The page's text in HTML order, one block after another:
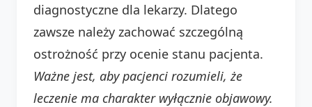
diagnostyczne dla lekarzy. Dlatego
zawsze należy zachować szczególną
ostrożność przy ocenie stanu pacjenta.
Ważne jest, aby pacjenci rozumieli, że
leczenie ma charakter wyłącznie objawowy.